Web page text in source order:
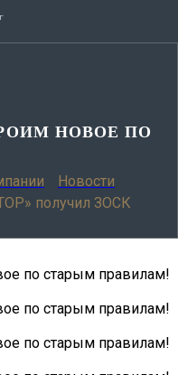
НОВОЕ ПО
Новости
получил ЗОСК